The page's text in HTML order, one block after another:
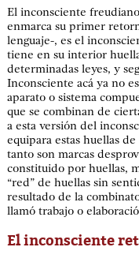
El inconsciente
enmarca su primer
lenguaje-, es el
tiene en su interior
determinadas leyes, y
Inconsciente acá ya no
aparato o sistema
que se combinan de
a esta versión del
equipara estas huellas
tanto son marcas
constituido por huellas,
“red” de huellas sin
resultado de la
llamó trabajo o
El inconsciente